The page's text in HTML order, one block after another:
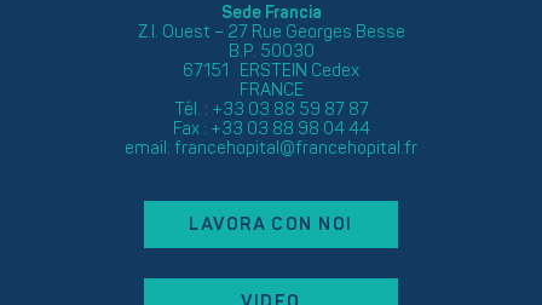
Sede Francia
Z.I. Ouest – 27 Rue Georges Besse
B.P. 50030
67151 ERSTEIN Cedex
FRANCE
Tél. : +33 03 88 59 87 87
Fax : +33 03 88 98 04 44
email: francehopital@francehopital.fr
LAVORA CON NOI